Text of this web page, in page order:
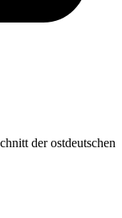
der ostdeutschen